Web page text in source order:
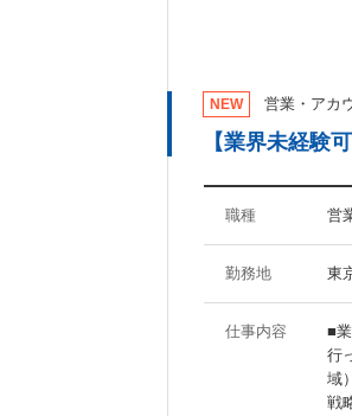
NEW 営業・アカ
【業界未経験
職種 営
勤務地 東
仕事内容
■
行
域
戦